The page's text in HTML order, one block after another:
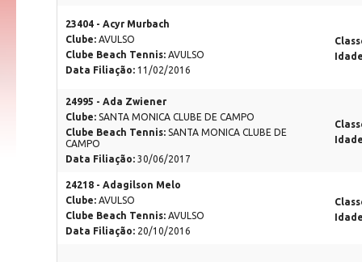
23404 - Acyr Murbach
Clube: AVULSO
Clube Beach Tennis: AVULSO
Data Filiação: 11/02/2016
24995 - Ada Zwiener
Clube: SANTA MONICA CLUBE DE CAMPO
Clube Beach Tennis: SANTA MONICA CLUBE DE
CAMPO
Data Filiação: 30/06/2017
24218 - Adagilson Melo
Clube: AVULSO
Clube Beach Tennis: AVULSO
Data Filiação: 20/10/2016